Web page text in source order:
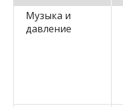
Музыка и
давление